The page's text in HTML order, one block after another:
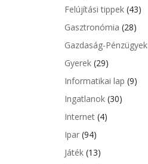
Felújítási tippek (43)
Gasztronómia (28)
Gazdaság-Pénzügyek
Gyerek (29)
Informatikai lap (9)
Ingatlanok (30)
Internet (4)
Ipar (94)
Játék (13)